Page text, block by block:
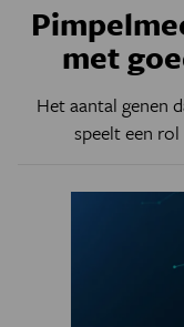
met
Het aantal genen
speelt een